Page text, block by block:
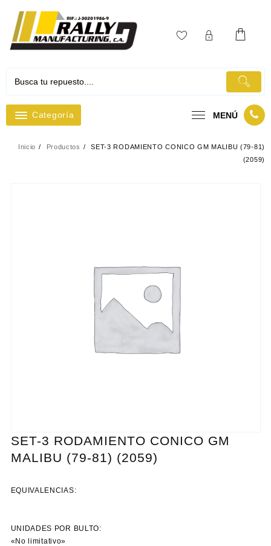
contenido
Categoría MENÚ
Inicio Productos
SET-3 RODAMIENTO CONICO GM MALIBU (79-81)
(2059)
SET-3 RODAMIENTO CONICO GM
MALIBU (79-81) (2059)
EQUIVALENCIAS:
UNIDADES POR BULTO:
«No limitativo»